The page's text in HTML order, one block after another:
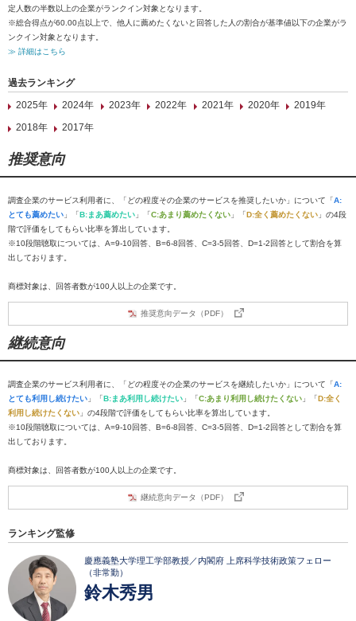
定人数の半数以上の企業がランクイン対象となります。
※総合得点が60.00点以上で、他人に薦めたくないと回答した人の割合が基準値以下の企業がラ
ンクイン対象となります。
≫ 詳細はこちら
過去ランキング
2025年
2024年 2023年 2022年 2021年 2020年
2019年
2018年
2017年
推奨意向
調査企業のサービス利用者に、「どの程度その企業のサービスを推奨したいか」について「A:
とても薦めたい 」「B:まあ薦めたい 」「C:あまり薦めたくない 」「D:全く薦めたくない 」の4段
階で評価をしてもらい比率を算出しています。
※10段階聴取については、A=9-10回答、B=6-8回答、C=3-5回答、D=1-2回答として割合を算
出しております。
商標対象は、回答者数が100人以上の企業です。
推奨意向データ（PDF）
継続意向
調査企業のサービス利用者に、「どの程度その企業のサービスを継続したいか」について「A:
とても利用し続けたい 」「B:まあ利用し続けたい 」「C:あまり利用し続けたくない 」「D:全く
利用し続けたくない 」の4段階で評価をしてもらい比率を算出しています。
※10段階聴取については、A=9-10回答、B=6-8回答、C=3-5回答、D=1-2回答として割合を算
出しております。
商標対象は、回答者数が100人以上の企業です。
継続意向データ（PDF）
ランキング監修
慶應義塾大学理工学部教授／内閣府 上席科学技術政策フェロー
（非常勤）
鈴木秀男